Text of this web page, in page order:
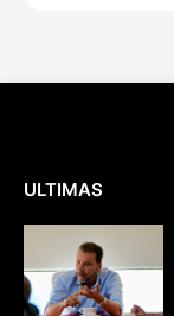
ULTIMAS